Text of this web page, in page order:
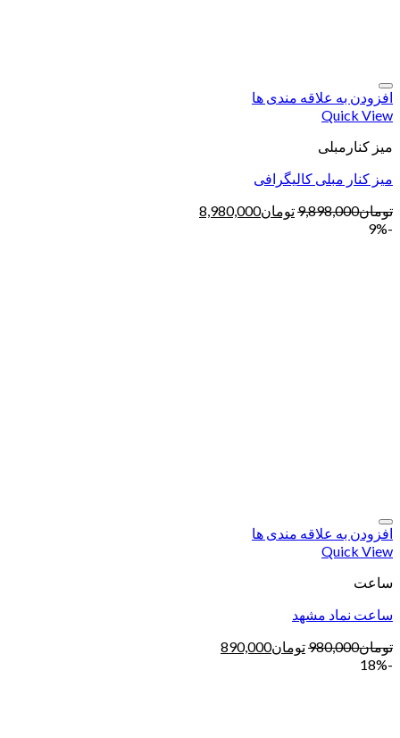
افزودن به علاقه مندی ها
Quick View
میز کنارمبلی
میز کنار مبلی کالیگرافی
تومان9,898,000تومان8,980,000
-9%
افزودن به علاقه مندی ها
Quick View
ساعت
ساعت نماد مشهد
تومان980,000تومان890,000
-18%